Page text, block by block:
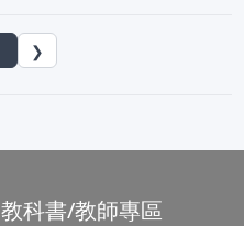
❯
教科書/教師專區